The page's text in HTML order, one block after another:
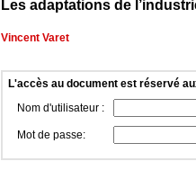
Les adaptations de
Vincent Varet
L'accès au document est réservé
Nom d'utilisateur :
Mot de passe: